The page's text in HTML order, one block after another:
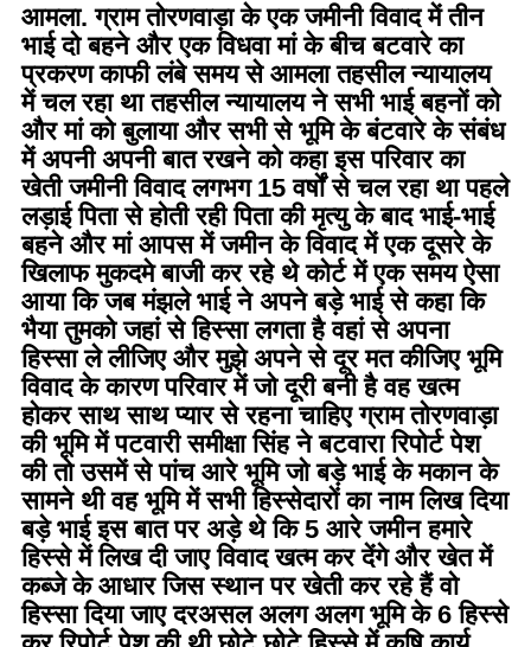
आमला. ग्राम तोरणवाड़ा के एक जमीनी विवाद में तीन
भाई दो बहने और एक विधवा मां के बीच बटवारे का
प्रकरण काफी लंबे समय से आमला तहसील न्यायालय
में चल रहा था तहसील न्यायालय ने सभी भाई बहनों को
और मां को बुलाया और सभी से भूमि के बंटवारे के संबंध
में अपनी अपनी बात रखने को कहा इस परिवार का
खेती जमीनी विवाद लगभग 15 वर्षों से चल रहा था पहले
लड़ाई पिता से होती रही पिता की मृत्यु के बाद भाई-भाई
बहने और मां आपस में जमीन के विवाद में एक दूसरे के
खिलाफ मुकदमे बाजी कर रहे थे कोर्ट में एक समय ऐसा
आया कि जब मंझले भाई ने अपने बड़े भाई से कहा कि
भैया तुमको जहां से हिस्सा लगता है वहां से अपना
हिस्सा ले लीजिए और मुझे अपने से दूर मत कीजिए भूमि
विवाद के कारण परिवार में जो दूरी बनी है वह खत्म
होकर साथ साथ प्यार से रहना चाहिए ग्राम तोरणवाड़ा
की भूमि में पटवारी समीक्षा सिंह ने बटवारा रिपोर्ट पेश
की तो उसमें से पांच आरे भूमि जो बड़े भाई के मकान के
सामने थी वह भूमि में सभी हिस्सेदारों का नाम लिख दिया
बड़े भाई इस बात पर अड़े थे कि 5 आरे जमीन हमारे
हिस्से में लिख दी जाए विवाद खत्म कर देंगे और खेत में
कब्जे के आधार जिस स्थान पर खेती कर रहे हैं वो
हिस्सा दिया जाए दरअसल अलग अलग भूमि के 6 हिस्से